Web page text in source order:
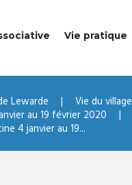
Vie pratique
Lewarde
Vie du village
au 19 février 2020
4 janvier au 19...